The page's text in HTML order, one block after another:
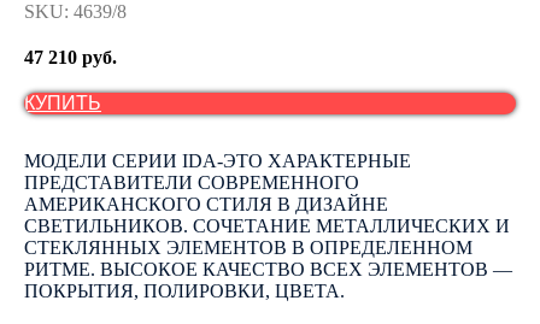
SKU: 4639/8
47 210 руб.
КУПИТЬ
МОДЕЛИ СЕРИИ IDA-ЭТО ХАРАКТЕРНЫЕ
ПРЕДСТАВИТЕЛИ СОВРЕМЕННОГО
АМЕРИКАНСКОГО СТИЛЯ В ДИЗАЙНЕ
СВЕТИЛЬНИКОВ. СОЧЕТАНИЕ МЕТАЛЛИЧЕСКИХ И
СТЕКЛЯННЫХ ЭЛЕМЕНТОВ В ОПРЕДЕЛЕННОМ
РИТМЕ. ВЫСОКОЕ КАЧЕСТВО ВСЕХ ЭЛЕМЕНТОВ —
ПОКРЫТИЯ, ПОЛИРОВКИ, ЦВЕТА.